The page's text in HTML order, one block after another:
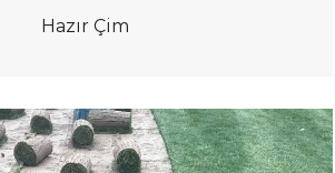
Hazır Çim